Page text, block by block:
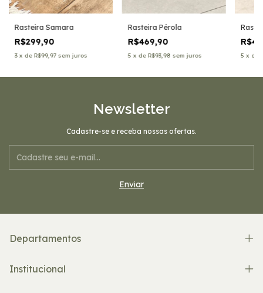
Rasteira Samara
R$299,90
3 x de R$99,97 sem juros
Rasteira Pérola
R$469,90
5 x de R$93,98 sem juros 5 x de
Newsletter
Cadastre-se e receba nossas ofertas.
Departamentos
Institucional